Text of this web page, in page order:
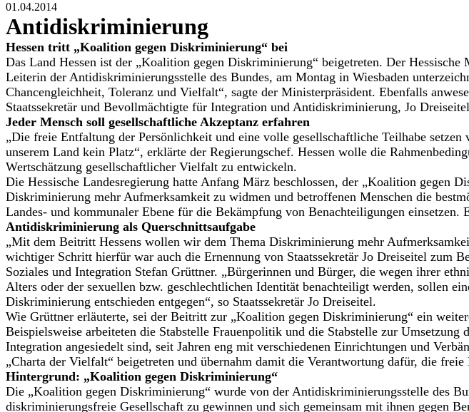
01.04.2014
Antidiskriminierung
Hessen tritt „Koalition gegen Diskriminierung“ bei
Das Land Hessen ist der „Koalition gegen Diskriminierung“ beigetreten. Der
Leiterin der Antidiskriminierungsstelle des Bundes, am Montag in Wiesbaden
Chancengleichheit, Toleranz und Vielfalt“, sagte der Ministerpräsident. Ebenfalls
Staatssekretär und Bevollmächtigte für Integration und Antidiskriminierung, Jo
Jeder Mensch soll gesellschaftliche Akzeptanz erfahren
„Die freie Entfaltung der Persönlichkeit und eine volle gesellschaftliche Teilhabe
unserem Land kein Platz“, erklärte der Regierungschef. Hessen wolle die
Wertschätzung gesellschaftlicher Vielfalt zu entwickeln.
Die Hessische Landesregierung hatte Anfang März beschlossen, der „Koalition
Diskriminierung mehr Aufmerksamkeit zu widmen und betroffenen Menschen die
Landes- und kommunaler Ebene für die Bekämpfung von Benachteiligungen
Antidiskriminierung als Querschnittsaufgabe
„Mit dem Beitritt Hessens wollen wir dem Thema Diskriminierung mehr
wichtiger Schritt hierfür war auch die Ernennung von Staatssekretär Jo Dreiseitel
Soziales und Integration Stefan Grüttner. „Bürgerinnen und Bürger, die wegen ihrer
Alters oder der sexuellen bzw. geschlechtlichen Identität benachteiligt werden, sollen
Diskriminierung entschieden entgegen“, so Staatssekretär Jo Dreiseitel.
Wie Grüttner erläuterte, sei der Beitritt zur „Koalition gegen Diskriminierung“ ein
Beispielsweise arbeiteten die Stabstelle Frauenpolitik und die Stabstelle zur
Integration angesiedelt sind, seit Jahren eng mit verschiedenen Einrichtungen und
„Charta der Vielfalt“ beigetreten und übernahm damit die Verantwortung dafür, die
Hintergrund: „Koalition gegen Diskriminierung“
Die „Koalition gegen Diskriminierung“ wurde von der Antidiskriminierungsstelle des
diskriminierungsfreie Gesellschaft zu gewinnen und sich gemeinsam mit ihnen gegen